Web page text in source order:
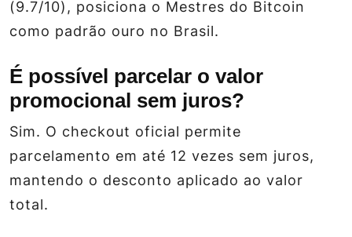
(9.7/10), posiciona o Mestres do Bitcoin
como padrão ouro no Brasil.
É possível parcelar o valor
promocional sem juros?
Sim. O checkout oficial permite
parcelamento em até 12 vezes sem juros,
mantendo o desconto aplicado ao valor
total.